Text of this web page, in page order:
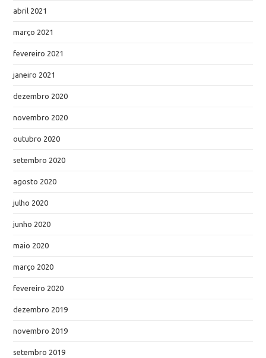
abril 2021
março 2021
fevereiro 2021
janeiro 2021
dezembro 2020
novembro 2020
outubro 2020
setembro 2020
agosto 2020
julho 2020
junho 2020
maio 2020
março 2020
fevereiro 2020
dezembro 2019
novembro 2019
setembro 2019